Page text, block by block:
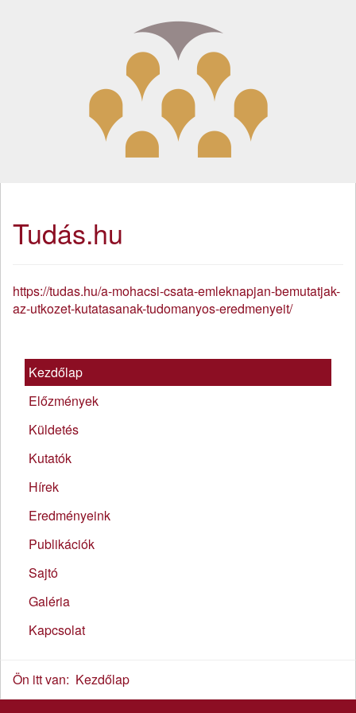
Tudás.hu
https://tudas.hu/a-mohacsi-csata-emleknapjan-bemutatjak-
az-utkozet-kutatasanak-tudomanyos-eredmenyeit/
Kezdőlap
Előzmények
Küldetés
Kutatók
Hírek
Eredményeink
Publikációk
Sajtó
Galéria
Kapcsolat
Ön itt van: Kezdőlap